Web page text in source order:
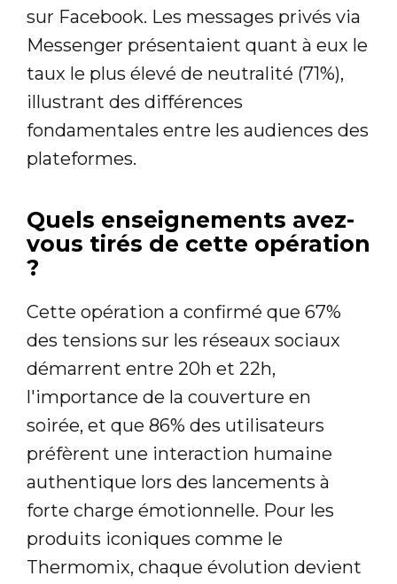
sur Facebook. Les messages privés via
Messenger présentaient quant à eux le
taux le plus élevé de neutralité (71%),
illustrant des différences
fondamentales entre les audiences des
plateformes.
Quels enseignements avez-
vous tirés de cette opération
?
Cette opération a confirmé que 67%
des tensions sur les réseaux sociaux
démarrent entre 20h et 22h,
l'importance de la couverture en
soirée, et que 86% des utilisateurs
préfèrent une interaction humaine
authentique lors des lancements à
forte charge émotionnelle. Pour les
produits iconiques comme le
Thermomix, chaque évolution devient